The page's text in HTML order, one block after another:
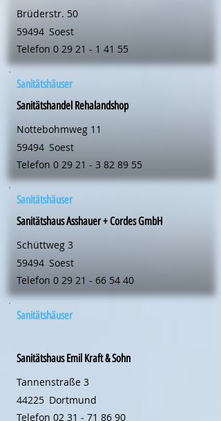
Brüderstr. 50
59494 Soest
Telefon 0 29 21 - 1 41 55
Sanitätshäuser
Sanitätshandel Rehalandshop
Nottebohmweg 11
59494 Soest
Telefon 0 29 21 - 3 82 89 55
Sanitätshäuser
Sanitätshaus Asshauer + Cordes GmbH
Schüttweg 3
59494 Soest
Telefon 0 29 21 - 66 54 40
Sanitätshäuser
Sanitätshaus Emil Kraft & Sohn
Tannenstraße 3
44225 Dortmund
Telefon 02 31 - 71 86 90